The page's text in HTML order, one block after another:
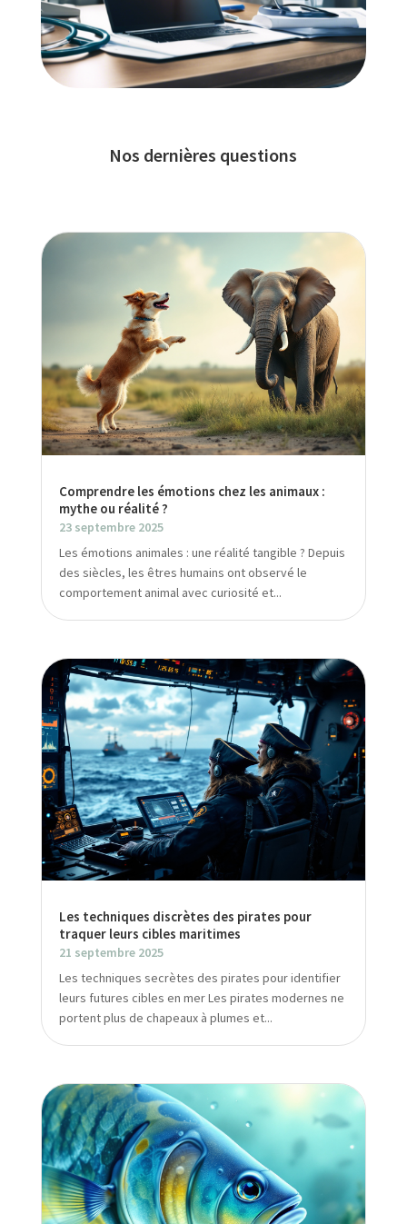
Nos dernières questions
Comprendre les émotions chez les animaux :
mythe ou réalité ?
23 septembre 2025
Les émotions animales : une réalité tangible ? Depuis
des siècles, les êtres humains ont observé le
comportement animal avec curiosité et...
Les techniques discrètes des pirates pour
traquer leurs cibles maritimes
21 septembre 2025
Les techniques secrètes des pirates pour identifier
leurs futures cibles en mer Les pirates modernes ne
portent plus de chapeaux à plumes et...